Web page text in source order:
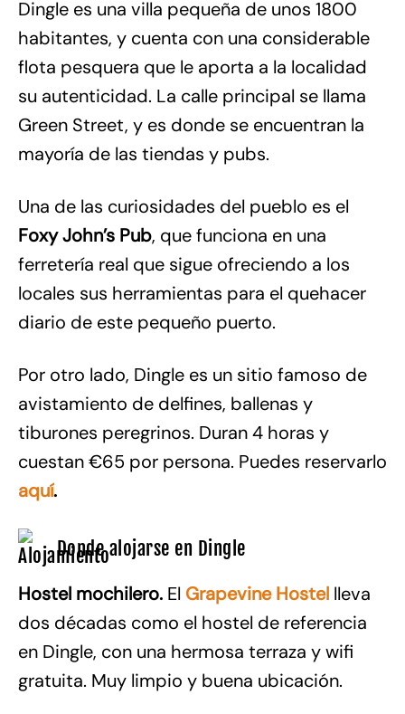
Dingle es una villa pequeña de unos 1800
habitantes, y cuenta con una considerable
flota pesquera que le aporta a la localidad
su autenticidad. La calle principal se llama
Green Street, y es donde se encuentran la
mayoría de las tiendas y pubs.
Una de las curiosidades del pueblo es el
Foxy John’s Pub, que funciona en una
ferretería real que sigue ofreciendo a los
locales sus herramientas para el quehacer
diario de este pequeño puerto.
Por otro lado, Dingle es un sitio famoso de
avistamiento de delfines, ballenas y
tiburones peregrinos. Duran 4 horas y
cuestan €65 por persona. Puedes reservarlo
aquí.
Donde alojarse en Dingle
Hostel mochilero. El Grapevine Hostel lleva
dos décadas como el hostel de referencia
en Dingle, con una hermosa terraza y wifi
gratuita. Muy limpio y buena ubicación.